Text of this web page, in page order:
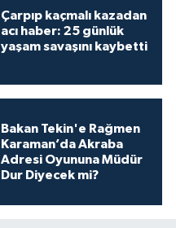
Çarpıp kaçmalı kazadan
acı haber: 25 günlük
yaşam savaşını kaybetti
Bakan Tekin'e Rağmen
Karaman’da Akraba
Adresi Oyununa Müdür
Dur Diyecek mi?